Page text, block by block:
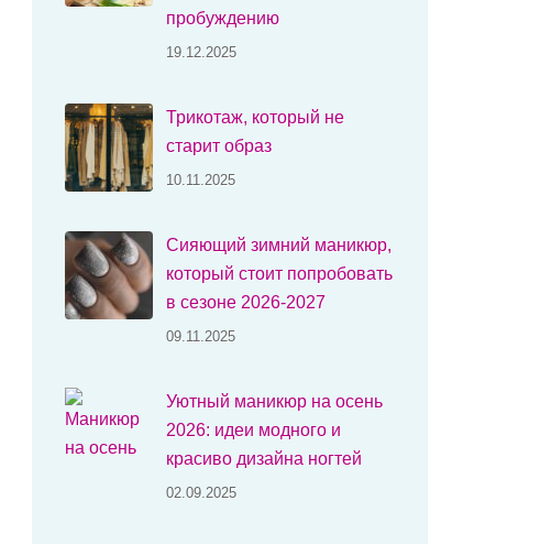
пробуждению
19.12.2025
Трикотаж, который не
старит образ
10.11.2025
Сияющий зимний маникюр,
который стоит попробовать
в сезоне 2026-2027
09.11.2025
Уютный маникюр на осень
2026: идеи модного и
красиво дизайна ногтей
02.09.2025